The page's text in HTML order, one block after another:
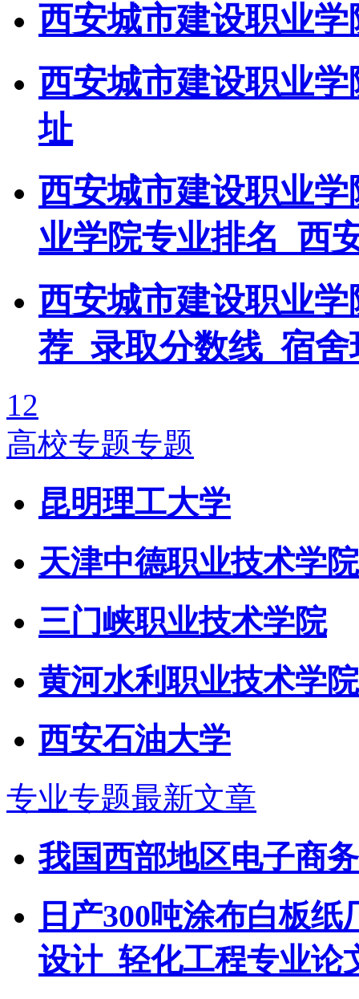
西安城市建设职业
西安城市建设职业
址
西安城市建设职业
业学院专业排名_西
西安城市建设职业
荐_录取分数线_宿舍
12
高校专题专题
昆明理工大学
天津中德职业技术学院
三门峡职业技术学院
黄河水利职业技术学院
西安石油大学
专业专题最新文章
我国西部地区电子商
日产300吨涂布白板
设计_轻化工程专业论